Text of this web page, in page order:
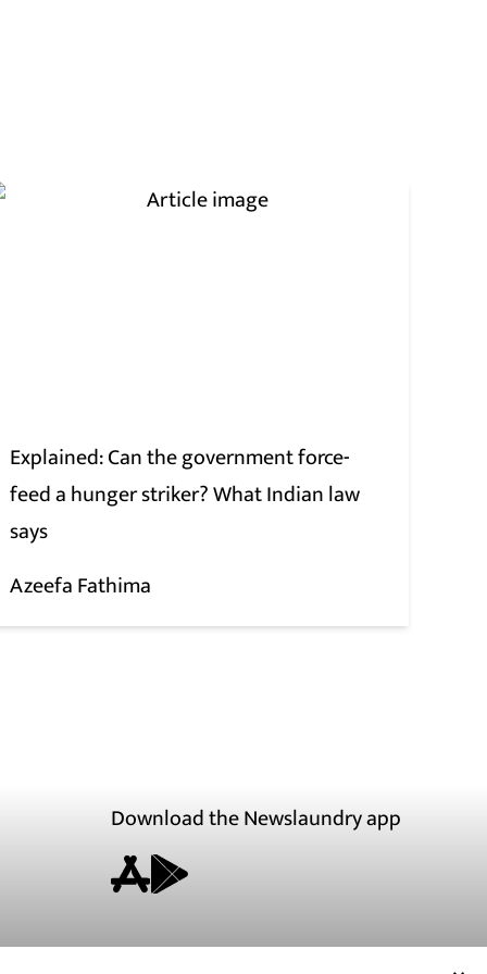
Explained: Can the government force-
feed a hunger striker? What Indian law
says
Azeefa Fathima
Download the Newslaundry app